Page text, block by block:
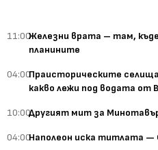
11:00Железни врата – там,
планините
04:00Праисторическите
какво лежи под водата от
10:00Другият мит за
04:00Наполеон иска титлата —